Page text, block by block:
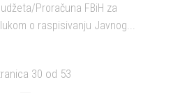
Proračuna FBiH za
o raspisivanju Javnog...
30 od 53